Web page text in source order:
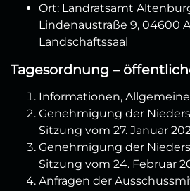
Ort: Landratsamt
Lindenaustraße 9, 04600
Landschaftssaal
Tagesordnung –
Informationen,
Genehmigung der
Sitzung vom 27. Januar
Genehmigung der
Sitzung vom 24. Februar
Anfragen der